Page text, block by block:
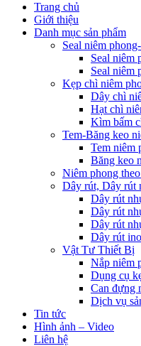
Trang chủ
Giới thiệu
Danh mục sản phẩm
Seal niêm
Seal niêm
Seal niêm
Kẹp chì niêm
Dây chì
Hạt chì
Kìm bấm
Tem-Băng keo
Tem niêm
Băng keo
Niêm phong
Dây rút, Dây rút
Dây rút
Dây rút
Dây rút
Dây rút
Vật Tư Thiết Bị
Nắp niêm
Dụng cụ
Can đựng
Dịch vụ
Tin tức
Hình ảnh – Video
Liên hệ